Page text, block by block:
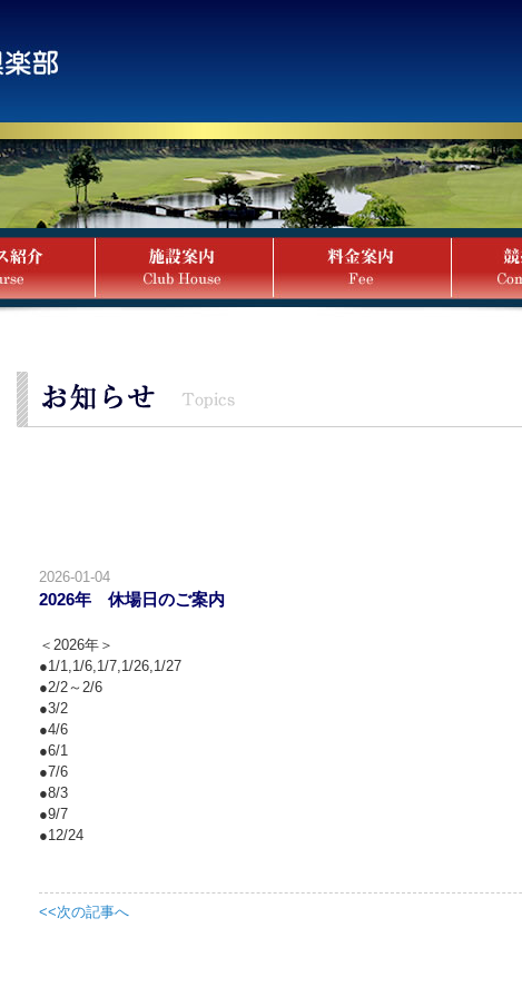
2026-01-04
2026年 休場日のご案内
＜2026年＞
●1/1,1/6,1/7,1/26,1/27
●2/2～2/6
●3/2
●4/6
●6/1
●7/6
●8/3
●9/7
●12/24
<<次の記事へ